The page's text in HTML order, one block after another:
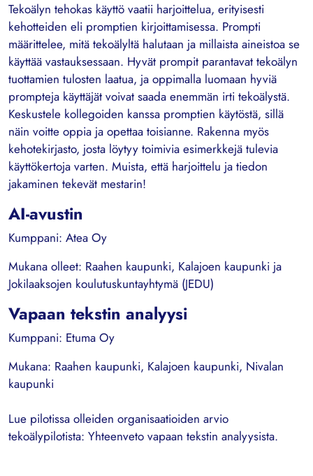
Tekoälyn tehokas käyttö vaatii harjoittelua, erityisesti
kehotteiden eli promptien kirjoittamisessa. Prompti
määrittelee, mitä tekoälyltä halutaan ja millaista aineistoa se
käyttää vastauksessaan. Hyvät prompit parantavat tekoälyn
tuottamien tulosten laatua, ja oppimalla luomaan hyviä
prompteja käyttäjät voivat saada enemmän irti tekoälystä.
Keskustele kollegoiden kanssa promptien käytöstä, sillä
näin voitte oppia ja opettaa toisianne. Rakenna myös
kehotekirjasto, josta löytyy toimivia esimerkkejä tulevia
käyttökertoja varten. Muista, että harjoittelu ja tiedon
jakaminen tekevät mestarin!
AI-avustin
Kumppani: Atea Oy
Mukana olleet: Raahen kaupunki, Kalajoen kaupunki ja
Jokilaaksojen koulutuskuntayhtymä (JEDU)
Vapaan tekstin analyysi
Kumppani: Etuma Oy
Mukana: Raahen kaupunki, Kalajoen kaupunki, Nivalan
kaupunki
Lue pilotissa olleiden organisaatioiden arvio
tekoälypilotista: Yhteenveto vapaan tekstin analyysista.